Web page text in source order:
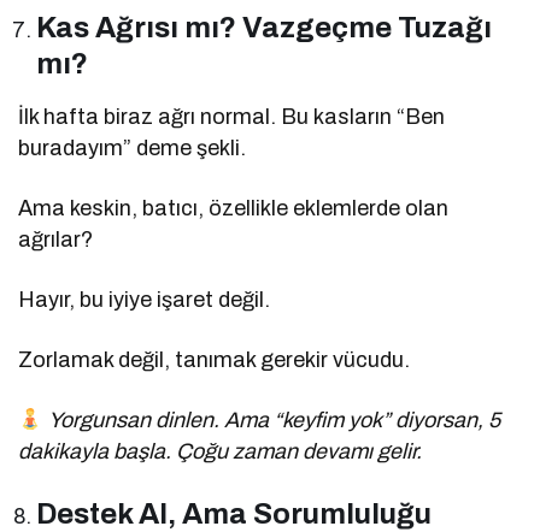
Kas Ağrısı mı? Vazgeçme Tuzağı
mı?
İlk hafta biraz ağrı normal. Bu kasların “Ben
buradayım” deme şekli.
Ama keskin, batıcı, özellikle eklemlerde olan
ağrılar?
Hayır, bu iyiye işaret değil.
Zorlamak değil, tanımak gerekir vücudu.
Yorgunsan dinlen. Ama “keyfim yok” diyorsan, 5
dakikayla başla. Çoğu zaman devamı gelir.
Destek Al, Ama Sorumluluğu